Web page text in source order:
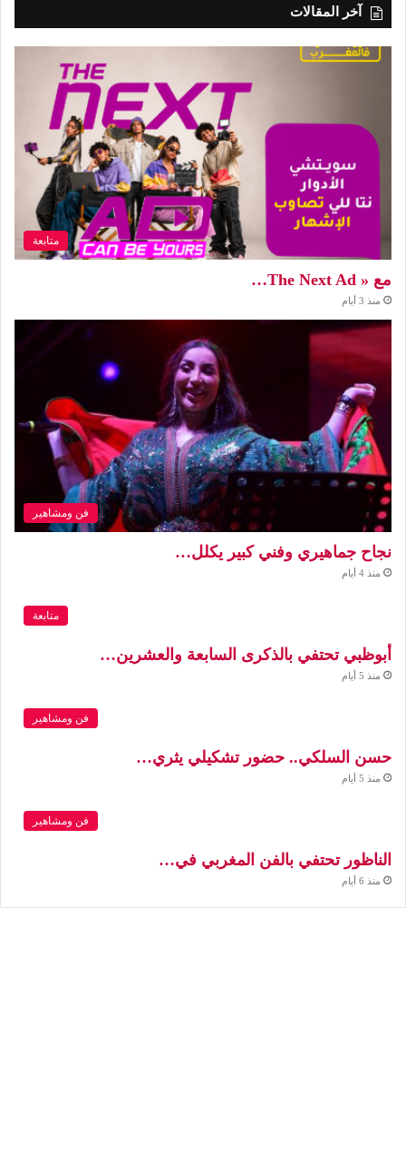
آخر المقالات
متابعة
مع « The Next Ad…
منذ 3 أيام
فن ومشاهير
نجاح جماهيري وفني كبير يكلل…
منذ 4 أيام
متابعة
أبوظبي تحتفي بالذكرى السابعة والعشرين…
منذ 5 أيام
فن ومشاهير
حسن السلكي.. حضور تشكيلي يثري…
منذ 5 أيام
فن ومشاهير
الناظور تحتفي بالفن المغربي في…
منذ 6 أيام